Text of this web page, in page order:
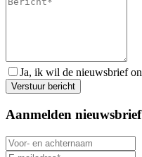
Ja, ik wil de nieuwsbrief
Aanmelden nieuwsbrief